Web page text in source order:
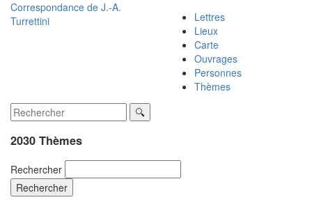
Correspondance de J.-A.
Turrettini
Lettres
Lieux
Carte
Ouvrages
Personnes
Thèmes
2030 Thèmes
Rechercher
Rechercher